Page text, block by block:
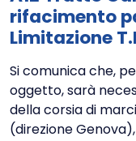
rifacimento
Limitazione
Si comunica che,
oggetto, sarà
della corsia di
(direzione